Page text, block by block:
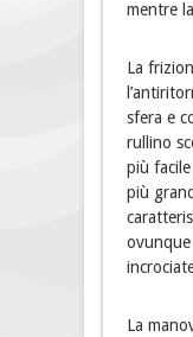
mentre
La
sfera e
rullino
più
più
La